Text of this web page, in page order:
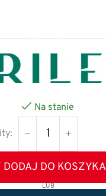
Na stanie
DODAJ DO KOSZYKA
LUB